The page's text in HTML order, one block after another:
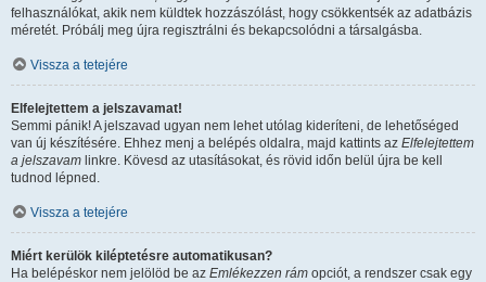
felhasználókat, akik nem küldtek hozzászólást, hogy csökkentsék az adatbázis
méretét. Próbálj meg újra regisztrálni és bekapcsolódni a társalgásba.
Vissza a tetejére
Elfelejtettem a jelszavamat!
Semmi pánik! A jelszavad ugyan nem lehet utólag kideríteni, de lehetőséged
van új készítésére. Ehhez menj a belépés oldalra, majd kattints az Elfelejtettem
a jelszavam linkre. Kövesd az utasításokat, és rövid időn belül újra be kell
tudnod lépned.
Vissza a tetejére
Miért kerülök kiléptetésre automatikusan?
Ha belépéskor nem jelölöd be az Emlékezzen rám opciót, a rendszer csak egy